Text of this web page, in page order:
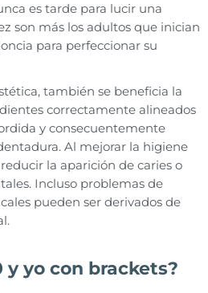
es tarde para lucir una
son más los adultos que inician
para perfeccionar su
también se beneficia la
correctamente alineados
y consecuentemente
Al mejorar la higiene
la aparición de caries o
Incluso problemas de
pueden ser derivados de
y yo con brackets?